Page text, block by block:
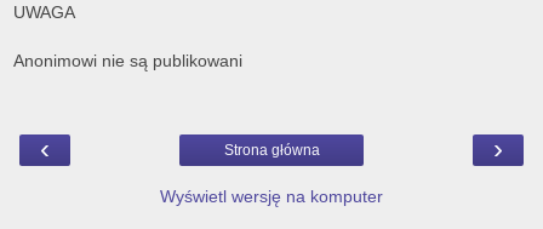
UWAGA
Anonimowi nie są publikowani
‹ ›
Strona główna
Wyświetl wersję na komputer